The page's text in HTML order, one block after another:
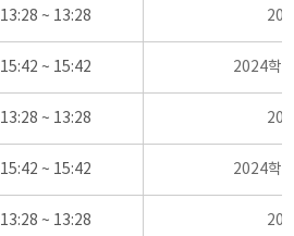
13:28 ~ 13:28
15:42 ~ 15:42 2024학
13:28 ~ 13:28
15:42 ~ 15:42 2024학
13:28 ~ 13:28